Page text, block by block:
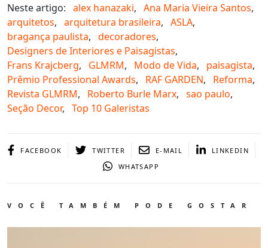
Neste artigo: alex hanazaki, Ana Maria Vieira Santos,
arquitetos, arquitetura brasileira, ASLA,
bragança paulista, decoradores,
Designers de Interiores e Paisagistas,
Frans Krajcberg, GLMRM, Modo de Vida, paisagista,
Prêmio Professional Awards, RAF GARDEN, Reforma,
Revista GLMRM, Roberto Burle Marx, sao paulo,
Seção Decor, Top 10 Galeristas
FACEBOOK TWITTER E-MAIL
LINKEDIN
WHATSAPP
VOCÊ TAMBÉM PODE GOSTAR